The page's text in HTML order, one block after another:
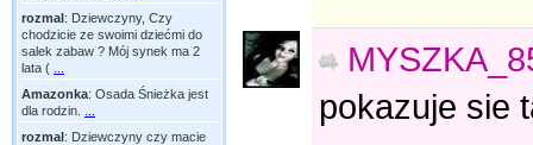
rozmal: Dziewczyny, Czy
chodzicie ze swoimi dziećmi do
salek zabaw ? Mój synek ma 2
lata (
Amazonka: Osada Śnieżka jest
dla rodzin.
rozmal: Dziewczyny czy macie
pokazuje sie